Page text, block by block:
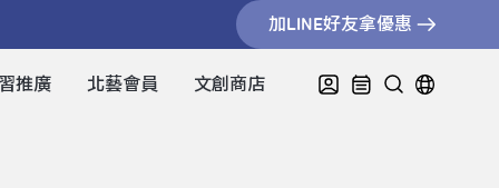
加LINE好友拿優惠
推廣 北藝會員 文創商店